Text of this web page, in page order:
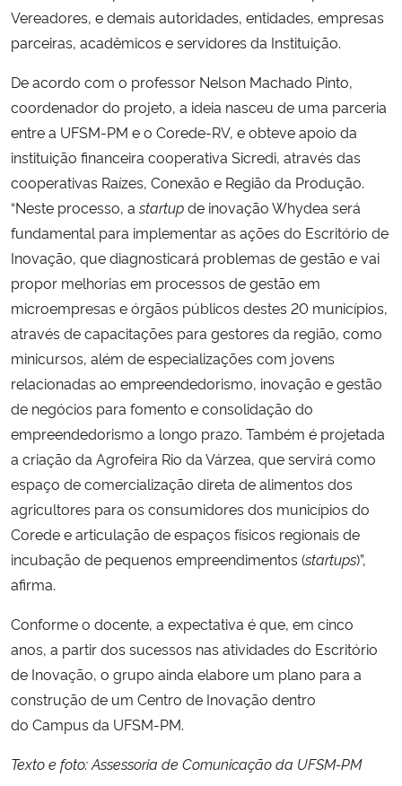
Vereadores, e demais autoridades, entidades, empresas
parceiras, acadêmicos e servidores da Instituição.
De acordo com o professor Nelson Machado Pinto,
coordenador do projeto, a ideia nasceu de uma parceria
entre a UFSM-PM e o Corede-RV, e obteve apoio da
instituição financeira cooperativa Sicredi, através das
cooperativas Raízes, Conexão e Região da Produção.
“Neste processo, astartupde inovação Whydea será
fundamental para implementar as ações do Escritório de
Inovação, que diagnosticará problemas de gestão e vai
propor melhorias em processos de gestão em
microempresas e órgãos públicos destes 20 municípios,
através de capacitações para gestores da região, como
minicursos, além de especializações com jovens
relacionadas ao empreendedorismo, inovação e gestão
de negócios para fomento e consolidação do
empreendedorismo a longo prazo. Também é projetada
a criação da Agrofeira Rio da Várzea, que servirá como
espaço de comercialização direta de alimentos dos
agricultores para os consumidores dos municípios do
Corede e articulação de espaços físicos regionais de
incubação de pequenos empreendimentos (startups)”,
afirma.
Conforme o docente, a expectativa é que, em cinco
anos, a partir dos sucessos nas atividades do Escritório
de Inovação, o grupo ainda elabore um plano para a
construção de um Centro de Inovação dentro
do Campus da UFSM-PM.
Texto e foto: Assessoria de Comunicação da UFSM-PM